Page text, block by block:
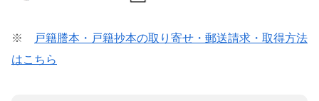
※
戸籍謄本・戸籍抄本の取り寄せ・郵送請求・取得方法
はこちら